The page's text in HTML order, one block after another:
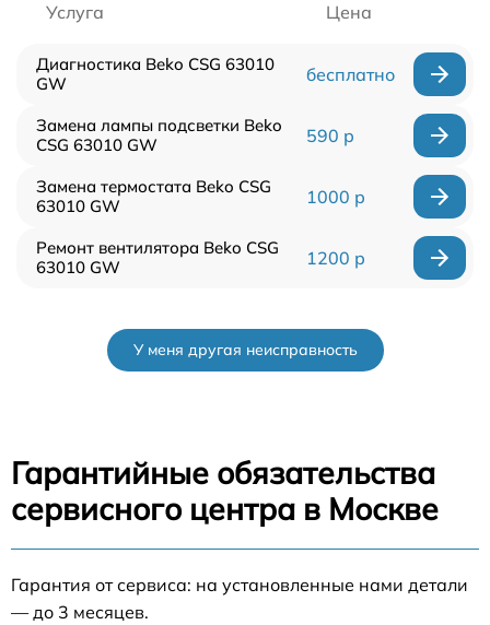
Услуга Цена
Диагностика Beko CSG 63010
GW
бесплатно
Замена лампы подсветки Beko
CSG 63010 GW
590 р
Замена термостата Beko CSG
63010 GW
1000 р
Ремонт вентилятора Beko CSG
63010 GW
1200 р
У меня другая неисправность
Гарантийные обязательства
сервисного центра в Москве
Гарантия от сервиса: на установленные нами детали
— до 3 месяцев.